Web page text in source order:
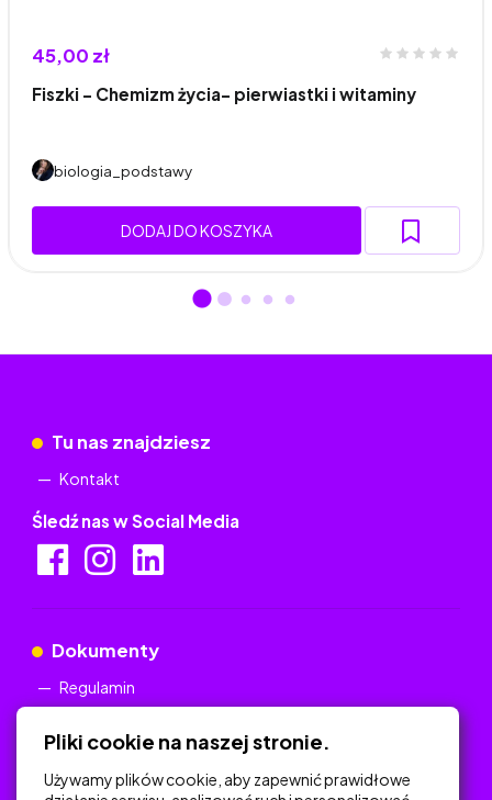
45,00 zł
Fiszki - Chemizm życia- pierwiastki i witaminy
biologia_podstawy
DODAJ DO KOSZYKA
Tu nas znajdziesz
Kontakt
Śledź nas w Social Media
Dokumenty
Regulamin
Pliki cookie na naszej stronie.
Używamy plików cookie, aby zapewnić prawidłowe